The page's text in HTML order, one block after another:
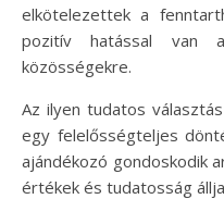
elkötelezettek a
pozitív hatással van
közösségekre.
Az ilyen tudatos
egy felelősségteljes
ajándékozó gondoskodik
értékek és tudatosság